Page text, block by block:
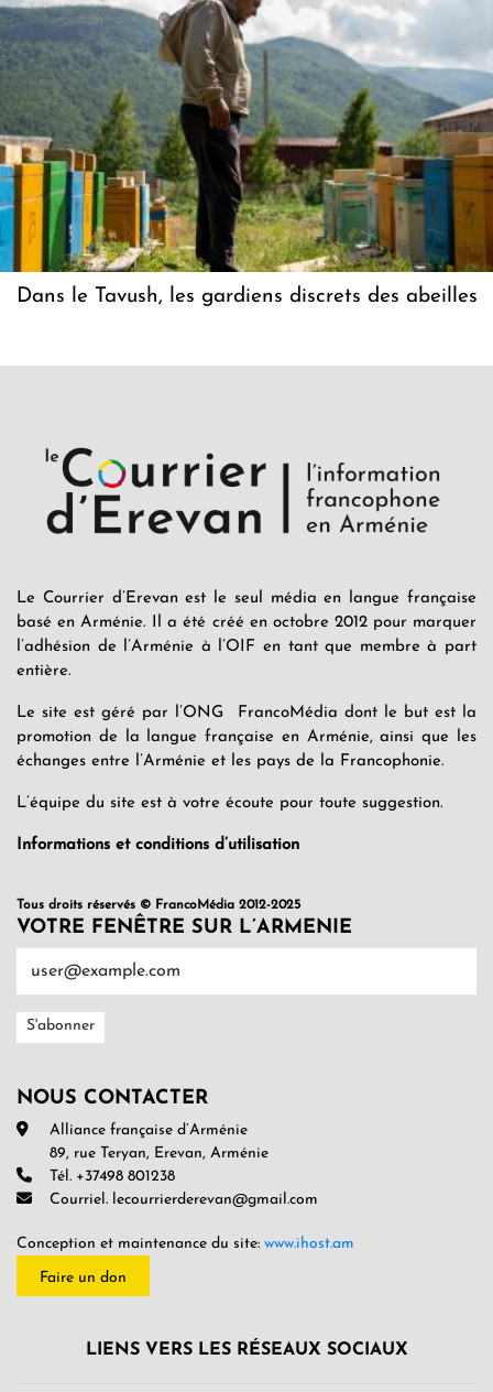
Dans le Tavush, les gardiens discrets des abeilles
Le Courrier d’Erevan est le seul média en langue française
basé en Arménie. Il a été créé en octobre 2012 pour marquer
l’adhésion de l’Arménie à l’OIF en tant que membre à part
entière.
Le site est géré par l’ONG FrancoMédia dont le but est la
promotion de la langue française en Arménie, ainsi que les
échanges entre l’Arménie et les pays de la Francophonie.
L’équipe du site est à votre écoute pour toute suggestion.
Informations et conditions d’utilisation
Tous droits réservés © FrancoMédia 2012-2025
VOTRE FENÊTRE SUR L’ARMENIE
NOUS CONTACTER
Alliance française d’Arménie
89, rue Teryan, Erevan, Arménie
Tél. +37498 801238
Courriel. lecourrierderevan@gmail.com
Conception et maintenance du site: www.ihost.am
Faire un don
LIENS VERS LES RÉSEAUX SOCIAUX